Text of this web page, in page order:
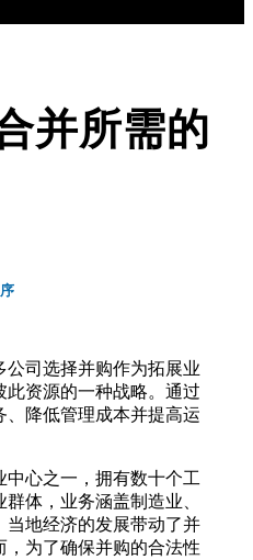
并所需的
司选择并购作为拓展业
资源的一种战略。通过
降低管理成本并提高运
中心之一，拥有数十个工
体，业务涵盖制造业、
当地经济的发展带动了并
，为了确保并购的合法性